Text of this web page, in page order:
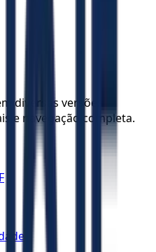
diversas versões.
e navegação completa.